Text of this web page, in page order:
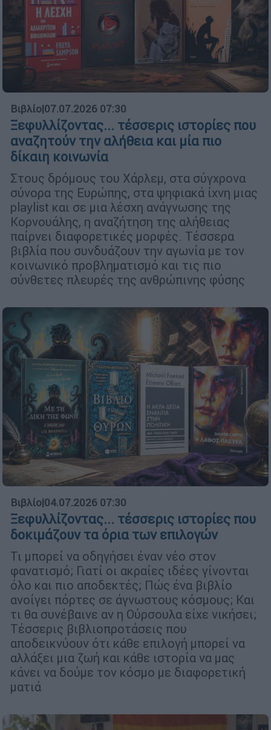
Βιβλίο|07.07.2026 07:30
Ξεφυλλίζοντας... τέσσερις ιστορίες που
αναζητούν την αλήθεια και μία πιο
δίκαιη κοινωνία
Στους δρόμους του Χάρλεμ, στα σύγχρονα
σύνορα της Ευρώπης, στα ψηφιακά ίχνη μιας
playlist και σε μια λέσχη ανάγνωσης της
Κορνουάλης, η αναζήτηση της αλήθειας
παίρνει διαφορετικές μορφές. Τέσσερα
βιβλία που συνδυάζουν την αγωνία με τον
κοινωνικό προβληματισμό και τις πιο
σύνθετες πλευρές της ανθρώπινης φύσης
Βιβλίο|04.07.2026 07:30
Ξεφυλλίζοντας... τέσσερις ιστορίες που
δοκιμάζουν τα όρια των επιλογών
Τι μπορεί να οδηγήσει έναν νέο στον
φανατισμό; Γιατί οι ακραίες ιδέες γίνονται
όλο και πιο αποδεκτές; Πώς ένα βιβλίο
ανοίγει πόρτες σε άγνωστους κόσμους; Και
τι θα συνέβαινε αν η Ούρσουλα είχε νικήσει;
Τέσσερις βιβλιοπροτάσεις που
αποδεικνύουν ότι κάθε επιλογή μπορεί να
αλλάξει μια ζωή και κάθε ιστορία να μας
κάνει να δούμε τον κόσμο με διαφορετική
ματιά